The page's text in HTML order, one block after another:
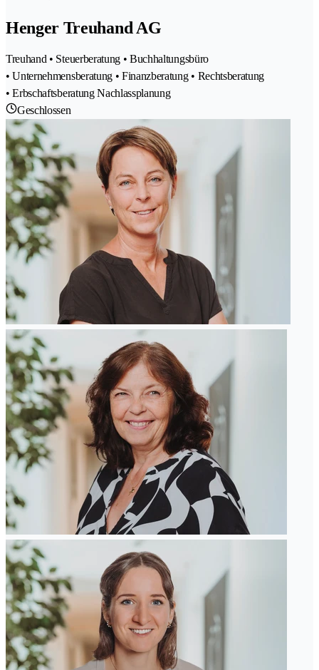
Henger Treuhand AG
Treuhand • Steuerberatung • Buchhaltungsbüro
• Unternehmensberatung • Finanzberatung • Rechtsberatung
• Erbschaftsberatung Nachlassplanung
Geschlossen